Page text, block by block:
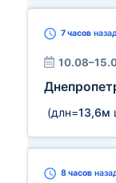
7 часов
(длн=13,6м
8 часов